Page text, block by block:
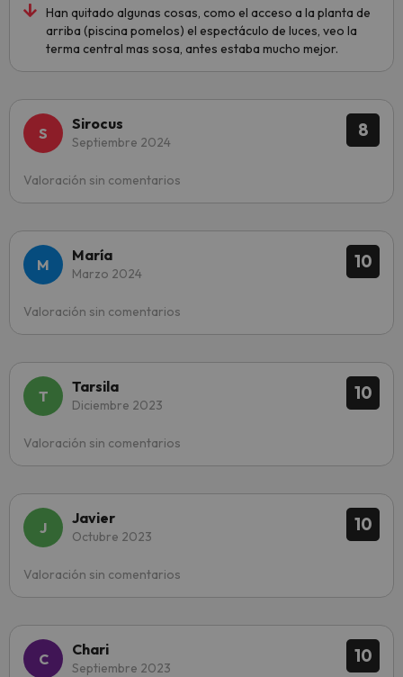
Han quitado algunas cosas, como el acceso a la planta de
arriba (piscina pomelos) el espectáculo de luces, veo la
terma central mas sosa, antes estaba mucho mejor.
8
Sirocus
Septiembre 2024
Valoración sin comentarios
10
María
Marzo 2024
Valoración sin comentarios
10
Tarsila
Diciembre 2023
Valoración sin comentarios
10
Javier
Octubre 2023
Valoración sin comentarios
10
Chari
Septiembre 2023